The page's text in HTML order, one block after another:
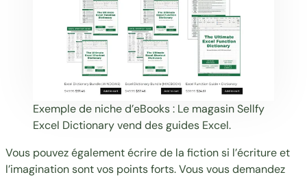
Exemple de niche d’eBooks : Le magasin Sellfy
Excel Dictionaryvend des guides Excel.
Vous pouvez également écrire de la fiction si l’écriture et
l’imagination sont vos points forts. Vous vous demandez